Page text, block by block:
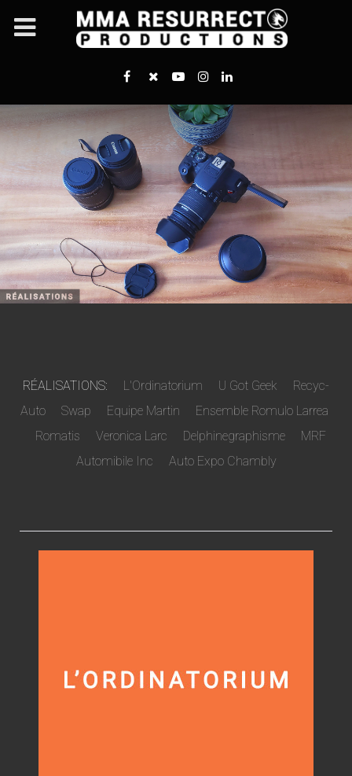
RÉALISATIONS: L'Ordinatorium U Got Geek
Recyc-
Auto
Swap Equipe Martin
Ensemble Romulo Larrea
Romatis
Veronica Larc Delphinegraphisme
MRF
Automibile Inc
Auto Expo Chambly